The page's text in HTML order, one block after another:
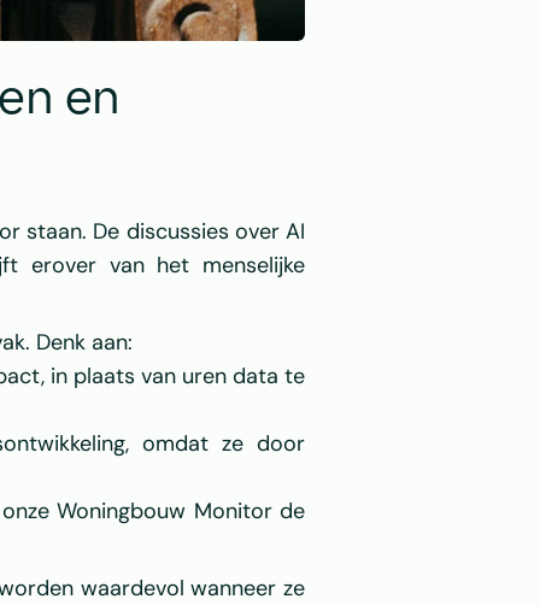
en
staan. De discussies over AI
erover van het menselijke
Denk aan:
in plaats van uren data te
omdat ze door
Woningbouw Monitor de
waardevol wanneer ze